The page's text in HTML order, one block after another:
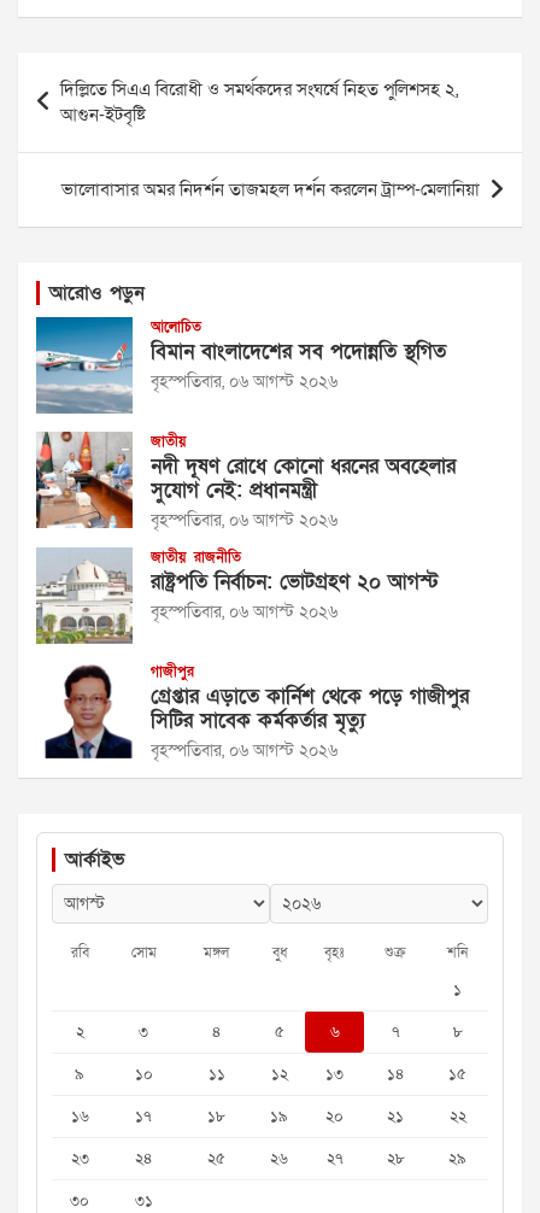
Post
navigation
দিল্লিতে সিএএ বিরোধী ও সমর্থকদের সংঘর্ষে নিহত পুলিশসহ ২,
আগুন-ইটবৃষ্টি
ভালোবাসার অমর নিদর্শন তাজমহল দর্শন করলেন ট্রাম্প-মেলানিয়া
আরোও পড়ুন
আলোচিত
বিমান বাংলাদেশের সব পদোন্নতি স্থগিত
বৃহস্পতিবার, ০৬ আগস্ট ২০২৬
জাতীয়
নদী দূষণ রোধে কোনো ধরনের অবহেলার
সুযোগ নেই: প্রধানমন্ত্রী
বৃহস্পতিবার, ০৬ আগস্ট ২০২৬
জাতীয় রাজনীতি
রাষ্ট্রপতি নির্বাচন: ভোটগ্রহণ ২০ আগস্ট
বৃহস্পতিবার, ০৬ আগস্ট ২০২৬
গাজীপুর
গ্রেপ্তার এড়াতে কার্নিশ থেকে পড়ে গাজীপুর
সিটির সাবেক কর্মকর্তার মৃত্যু
বৃহস্পতিবার, ০৬ আগস্ট ২০২৬
আর্কাইভ
রবি সোম মঙ্গল বুধ বৃহঃ শুক্র শনি
১
২
৩ ৪ ৫ ৬ ৭
৮
৯
১০ ১১ ১২ ১৩ ১৪
১৫
১৬
১৭ ১৮ ১৯ ২০ ২১
২২
২৩
২৪ ২৫ ২৬ ২৭ ২৮
২৯
৩০
৩১